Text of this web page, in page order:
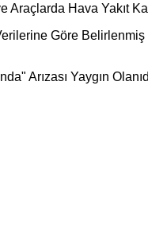
Hava Yakıt
Göre
Arızası Yaygın